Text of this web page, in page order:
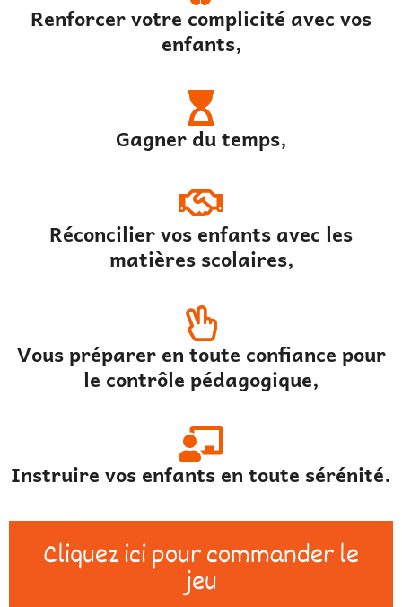
Renforcer votre complicité avec vos
enfants,
Gagner du temps,
Réconcilier vos enfants avec les
matières scolaires,
Vous préparer en toute confiance pour
le contrôle pédagogique,
Instruire vos enfants en toute sérénité.
Cliquez ici pour commander le
jeu